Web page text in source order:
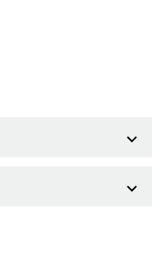

